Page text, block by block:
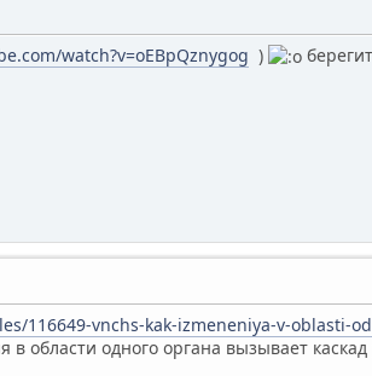
watch?v=oEBpQznygog )
116649-vnchs-kak-izmeneniya-v-oblasti-
области одного органа вызывает